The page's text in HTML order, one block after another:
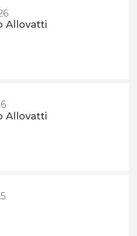
Allovatti
Allovatti